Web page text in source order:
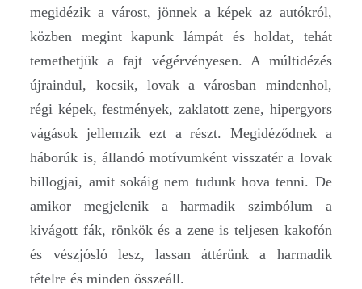
megidézik a várost, jönnek a képek az autókról,
közben megint kapunk lámpát és holdat, tehát
temethetjük a fajt végérvényesen. A múltidézés
újraindul, kocsik, lovak a városban mindenhol,
régi képek, festmények, zaklatott zene, hipergyors
vágások jellemzik ezt a részt. Megidéződnek a
háborúk is, állandó motívumként visszatér a lovak
billogjai, amit sokáig nem tudunk hova tenni. De
amikor megjelenik a harmadik szimbólum a
kivágott fák, rönkök és a zene is teljesen kakofón
és vészjósló lesz, lassan áttérünk a harmadik
tételre és minden összeáll.